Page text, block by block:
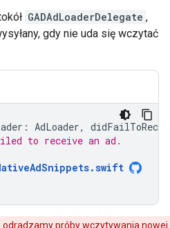
GADAdLoaderDelegate ,
gdy nie uda się wczytać
: AdLoader,
to receive an ad.
.swift
odradzamy próby wczytywania nowej